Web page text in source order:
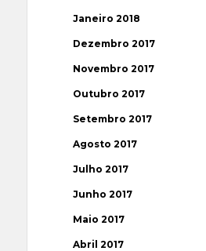
Janeiro 2018
Dezembro 2017
Novembro 2017
Outubro 2017
Setembro 2017
Agosto 2017
Julho 2017
Junho 2017
Maio 2017
Abril 2017